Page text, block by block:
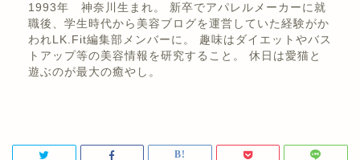
1993年 神奈川生まれ。 新卒でアパレルメーカーに就
職後、学生時代から美容ブログを運営していた経験がか
われLK.Fit編集部メンバーに。 趣味はダイエットやバス
トアップ等の美容情報を研究すること。 休日は愛猫と
遊ぶのが最大の癒やし。